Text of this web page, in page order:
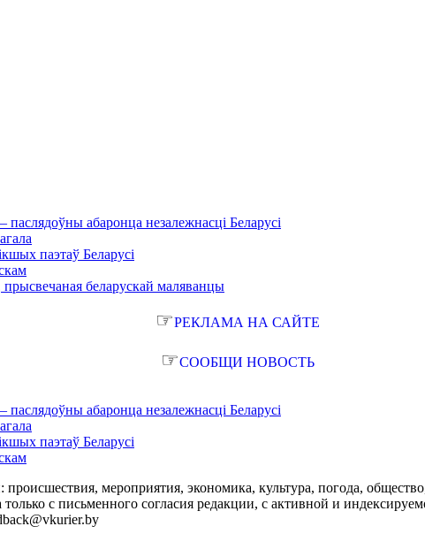
абаронца незалежнасці Беларусі
паэтаў Беларусі
беларускай маляванцы
☞РЕКЛАМА НА САЙТЕ
☞СООБЩИ НОВОСТЬ
абаронца незалежнасці Беларусі
паэтаў Беларусі
мероприятия, экономика, культура, погода,
с письменного согласия редакции, с активной и